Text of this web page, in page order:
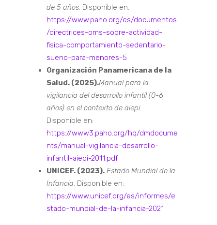
de 5 años. Disponible en:
https://www.paho.org/es/documentos
/directrices-oms-sobre-actividad-
fisica-comportamiento-sedentario-
sueno-para-menores-5
Organización Panamericana de la
Salud. (2025).Manual para la
vigilancia del desarrollo infantil (0-6
años) en el contexto de aiepi.
Disponible en:
https://www3.paho.org/hq/dmdocume
nts/manual-vigilancia-desarrollo-
infantil-aiepi-2011.pdf
UNICEF. (2023). Estado Mundial de la
Infancia. Disponible en:
https://www.unicef.org/es/informes/e
stado-mundial-de-la-infancia-2021